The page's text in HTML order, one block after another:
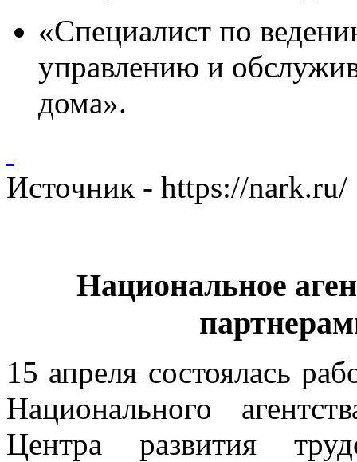
«Специалист по
управлению и
дома».
Источник - https://
Национальное
15 апреля состоялась
Национального
Центра развития